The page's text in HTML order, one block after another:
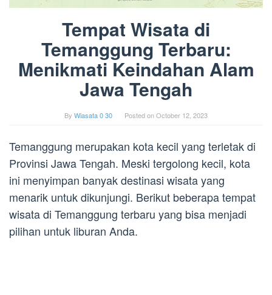
Tempat Wisata di
Temanggung Terbaru:
Menikmati Keindahan Alam
Jawa Tengah
By Wiasata 0 30 Posted onOctober 12, 2023
Temanggung merupakan kota kecil yang terletak di
Provinsi Jawa Tengah. Meski tergolong kecil, kota
ini menyimpan banyak destinasi wisata yang
menarik untuk dikunjungi. Berikut beberapa tempat
wisata di Temanggung terbaru yang bisa menjadi
pilihan untuk liburan Anda.